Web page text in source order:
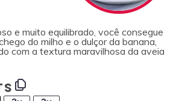
e muito equilibrado, você consegue
do milho e o dulçor da banana,
com a textura maravilhosa da aveia